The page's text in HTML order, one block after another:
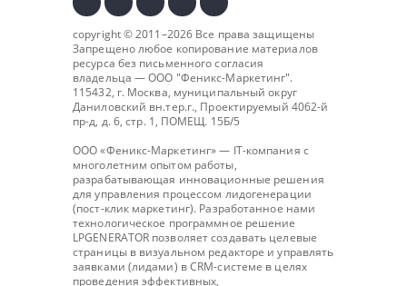
copyright © 2011–2026 Все права защищены
Запрещено любое копирование материалов
ресурса без письменного согласия
владельца — ООО "Феникс-Маркетинг".
115432, г. Москва, муниципальный округ
Даниловский вн.тер.г., Проектируемый 4062-й
пр-д, д. 6, стр. 1, ПОМЕЩ. 15Б/5
ООО «Феникс-Маркетинг» — IT-компания с
многолетним опытом работы,
разрабатывающая инновационные решения
для управления процессом лидогенерации
(пост-клик маркетинг). Разработанное нами
технологическое программное решение
LPGENERATOR позволяет создавать целевые
страницы в визуальном редакторе и управлять
заявками (лидами) в CRM-системе в целях
проведения эффективных,